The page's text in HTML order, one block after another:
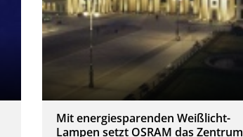
Mit energiesparenden Weißlicht-
Lampen setzt OSRAM das Zentrum